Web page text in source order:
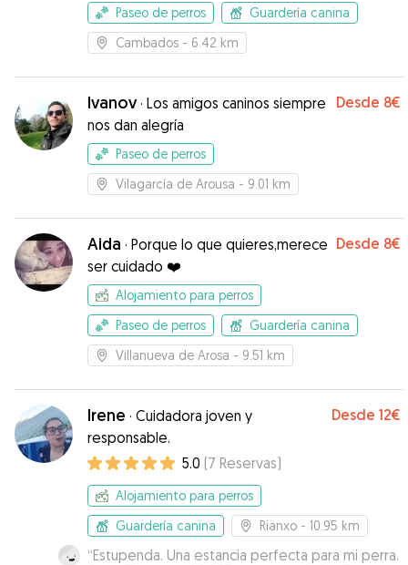
Paseo de perros
Guardería canina
Cambados - 6.42 km
Ivanov · Los amigos caninos siempre
nos dan alegría
Desde 8€
Paseo de perros
Vilagarcía de Arousa - 9.01 km
Aida · Porque lo que quieres,merece
ser cuidado ❤️
Desde 8€
Alojamiento para perros
Paseo de perros
Guardería canina
Villanueva de Arosa - 9.51 km
Irene · Cuidadora joven y
responsable.
Desde 12€
5.0 (7 Reservas)
Alojamiento para perros
Guardería canina
Rianxo - 10.95 km
“Estupenda. Una estancia perfecta para mi perra.